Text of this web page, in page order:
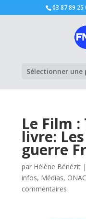
03 87 89 25
Sélectionner une
Le Film
livre:
guerre
par Hélène Bénézit|
infos, Médias,
commentaires